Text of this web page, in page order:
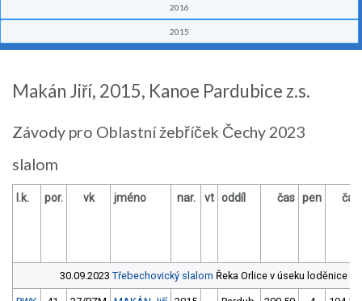
2016
2015
Makán Jiří, 2015, Kanoe Pardubice z.s.
Závody pro Oblastní žebříček Čechy 2023
slalom
l.k. por. vk jméno nar. vt oddíl čas pen čas
30.09.2023 Třebechovický slalom Řeka Orlice v úseku loděnice